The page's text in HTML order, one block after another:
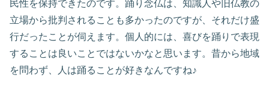
民性を保持できたのです。踊り念仏は、知識人や旧仏教の
立場から批判されることも多かったのですが、それだけ盛
行だったことが伺えます。個人的には、喜びを踊りで表現
することは良いことではないかなと思います。昔から地域
を問わず、人は踊ることが好きなんですね♪